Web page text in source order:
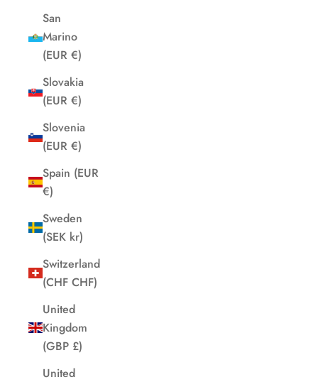
San
Marino
(EUR €)
Slovakia
(EUR €)
Slovenia
(EUR €)
Spain (EUR
€)
Sweden
(SEK kr)
Switzerland
(CHF CHF)
United
Kingdom
(GBP £)
United